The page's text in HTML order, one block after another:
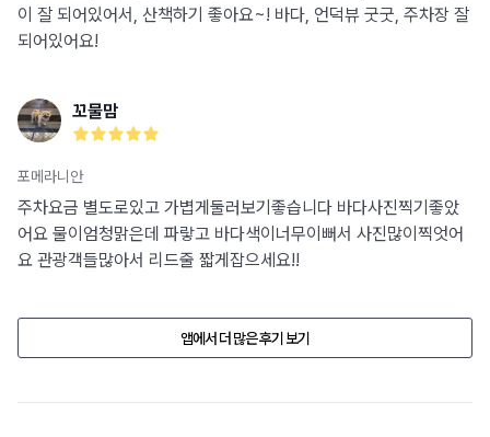
이 잘 되어있어서, 산책하기 좋아요~! 바다, 언덕뷰 굿굿, 주차장 잘
되어있어요!
꼬물맘
포메라니안
주차요금 별도로있고 가볍게둘러보기좋습니다 바다사진찍기좋았
어요 물이엄청맑은데 파랗고 바다색이너무이뻐서 사진많이찍엇어
요 관광객들많아서 리드줄 짧게잡으세요!!
앱에서 더 많은 후기 보기